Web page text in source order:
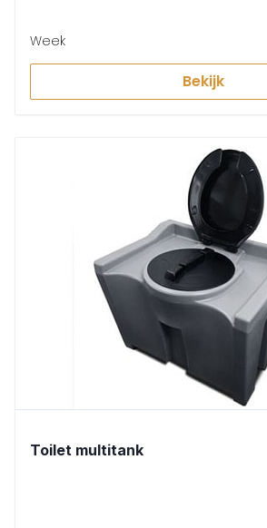
Week
Bekijk
Toilet multitank